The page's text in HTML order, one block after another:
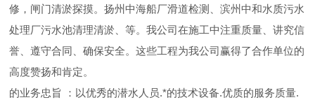
修，闸门清淤探摸。扬州中海船厂滑道检测、滨州中和水质污水
处理厂污水池清理清淤、等。我公司在施工中注重质量、讲究信
誉、遵守合同、确保安全。这些工程为我公司赢得了合作单位的
高度赞扬和肯定。
的业务忠旨 ：以优秀的潜水人员.*的技术设备.优质的服务质量.